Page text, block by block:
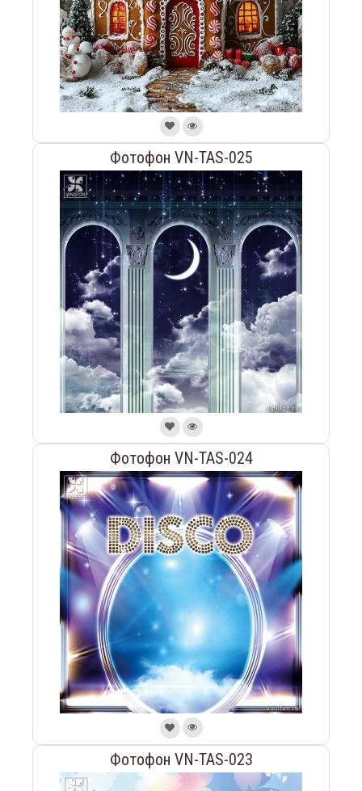
Фотофон VN-TAS-025
Фотофон VN-TAS-024
Фотофон VN-TAS-023